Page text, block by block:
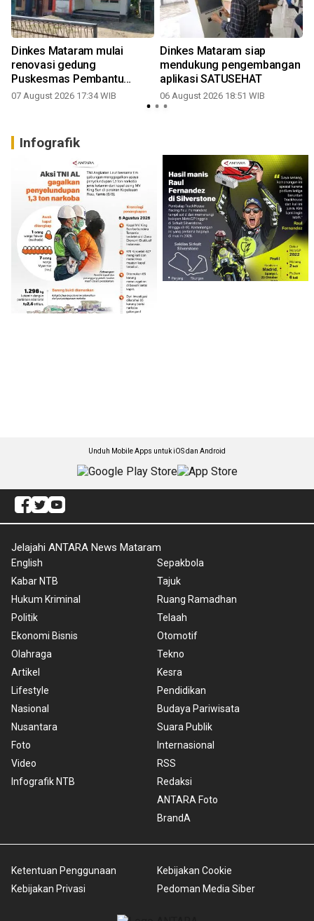
Dinkes Mataram mulai
renovasi gedung
Puskesmas Pembantu
Monjok
07 August 2026 17:34 WIB
Dinkes Mataram siap
mendukung pengembangan
aplikasi SATUSEHAT
06 August 2026 18:51 WIB
Infografik
Unduh Mobile Apps untuk iOS dan Android
Jelajahi ANTARA News Mataram
English
Kabar NTB
Hukum Kriminal
Politik
Ekonomi Bisnis
Olahraga
Artikel
Lifestyle
Nasional
Nusantara
Foto
Video
Infografik NTB
Sepakbola
Tajuk
Ruang Ramadhan
Telaah
Otomotif
Tekno
Kesra
Pendidikan
Budaya Pariwisata
Suara Publik
Internasional
RSS
Redaksi
ANTARA Foto
BrandA
Ketentuan Penggunaan
Kebijakan Privasi
Kebijakan Cookie
Pedoman Media Siber